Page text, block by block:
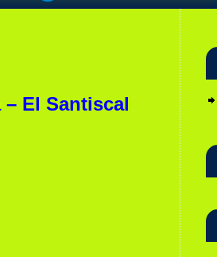
– El Santiscal